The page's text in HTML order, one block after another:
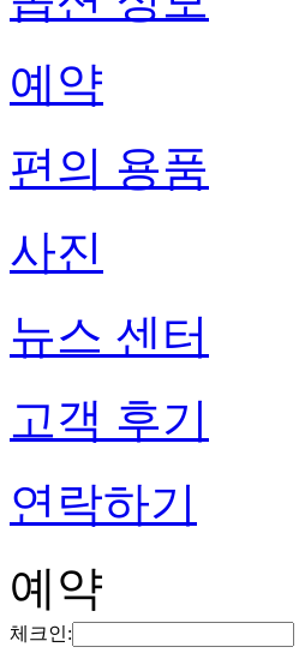
예약
편의 용품
사진
뉴스 센터
고객 후기
연락하기
예약
체크인: